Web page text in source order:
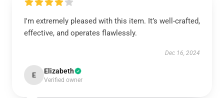
I'm extremely pleased with this item. It’s well-crafted,
effective, and operates flawlessly.
Dec 16, 2024
E Elizabeth
Verified owner